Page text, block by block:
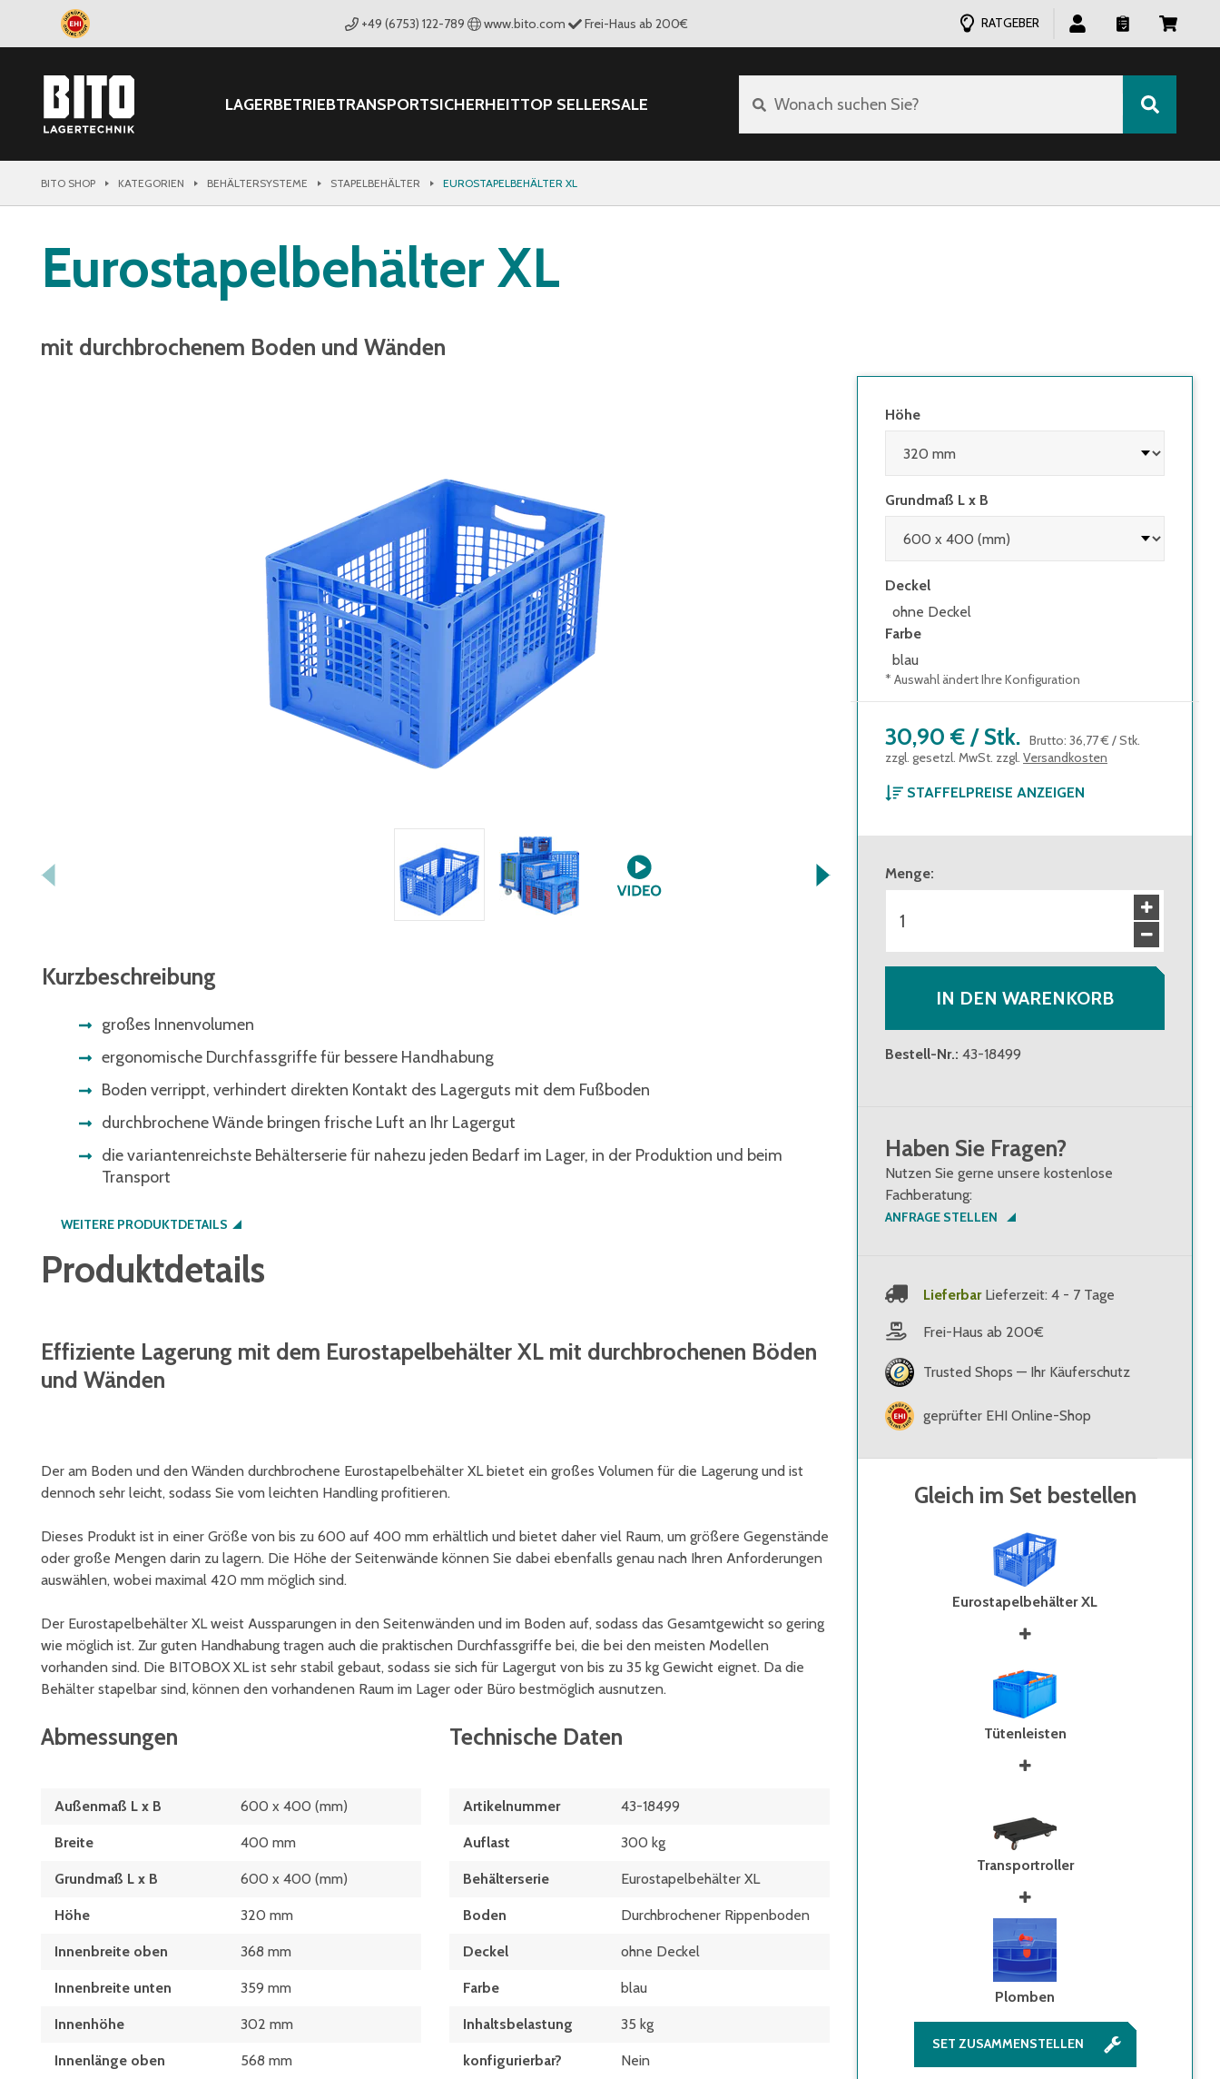
+49 (6753) 122-789 www.bito.com Frei-Haus ab 200€ RATGEBER
LAGERBETRIEBTRANSPORTSICHERHEITTOP SELLERSALE Wonach suchen Sie?
BITO SHOP KATEGORIEN BEHÄLTERSYSTEME STAPELBEHÄLTER EUROSTAPELBEHÄLTER XL
Eurostapelbehälter XL
mit durchbrochenem Boden und Wänden
Kurzbeschreibung
großes Innenvolumen
ergonomische Durchfassgriffe für bessere Handhabung
Boden verrippt, verhindert direkten Kontakt des Lagerguts mit dem Fußboden
durchbrochene Wände bringen frische Luft an Ihr Lagergut
die variantenreichste Behälterserie für nahezu jeden Bedarf im Lager, in der Produktion und beim
Transport
WEITERE PRODUKTDETAILS
Produktdetails
Effiziente Lagerung mit dem Eurostapelbehälter XL mit durchbrochenen Böden
und Wänden
Der am Boden und den Wänden durchbrochene Eurostapelbehälter XL bietet ein großes Volumen für die Lagerung und ist
dennoch sehr leicht, sodass Sie vom leichten Handling profitieren.
Dieses Produkt ist in einer Größe von bis zu 600 auf 400 mm erhältlich und bietet daher viel Raum, um größere Gegenstände
oder große Mengen darin zu lagern. Die Höhe der Seitenwände können Sie dabei ebenfalls genau nach Ihren Anforderungen
auswählen, wobei maximal 420 mm möglich sind.
Der Eurostapelbehälter XL weist Aussparungen in den Seitenwänden und im Boden auf, sodass das Gesamtgewicht so gering
wie möglich ist. Zur guten Handhabung tragen auch die praktischen Durchfassgriffe bei, die bei den meisten Modellen
vorhanden sind. Die BITOBOX XL ist sehr stabil gebaut, sodass sie sich für Lagergut von bis zu 35 kg Gewicht eignet. Da die
Behälter stapelbar sind, können den vorhandenen Raum im Lager oder Büro bestmöglich ausnutzen.
Abmessungen
Außenmaß L x B 600 x 400 (mm)
Breite 400 mm
Grundmaß L x B 600 x 400 (mm)
Höhe 320 mm
Innenbreite oben 368 mm
Innenbreite unten 359 mm
Innenhöhe 302 mm
Innenlänge oben 568 mm
Technische Daten
Artikelnummer 43-18499
Auflast 300 kg
Behälterserie Eurostapelbehälter XL
Boden Durchbrochener Rippenboden
Deckel ohne Deckel
Farbe blau
Inhaltsbelastung 35 kg
konfigurierbar? Nein
Höhe
Grundmaß L x B
Deckel
ohne Deckel
Farbe
blau
* Auswahl ändert Ihre Konfiguration
30,90 € / Stk. Brutto: 36,77 € /Stk.
zzgl. gesetzl. MwSt. zzgl. Versandkosten
STAFFELPREISE ANZEIGEN
ab 36 Stück
Menge:
IN DEN WARENKORB
Bestell-Nr.: 43-18499
Haben Sie Fragen?
Nutzen Sie gerne unsere kostenlose
Fachberatung:
ANFRAGE STELLEN
Lieferbar Lieferzeit: 4 - 7 Tage
Frei-Haus ab 200€
Trusted Shops — Ihr Käuferschutz
geprüfter EHI Online-Shop
Gleich im Set bestellen
Eurostapelbehälter XL
Tütenleisten
Transportroller
Plomben
SET ZUSAMMENSTELLEN